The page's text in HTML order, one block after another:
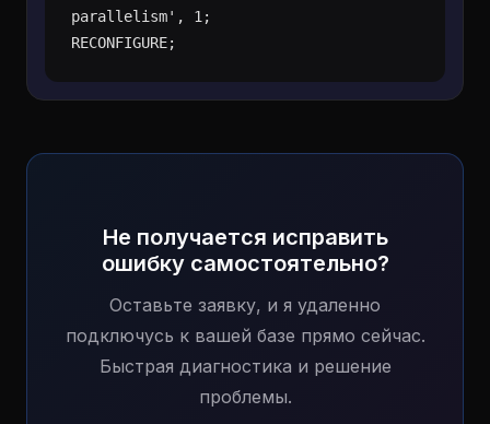
parallelism', 1;
Не получается исправить
ошибку самостоятельно?
Оставьте заявку, и я удаленно
подключусь к вашей базе прямо сейчас.
Быстрая диагностика и решение
проблемы.